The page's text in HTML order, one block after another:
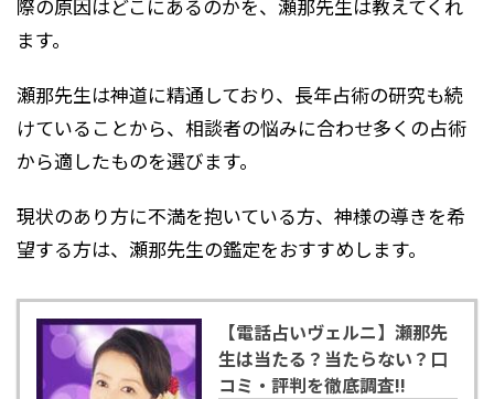
際の原因はどこにあるのかを、瀬那先生は教えてくれ
ます。
瀬那先生は神道に精通しており、長年占術の研究も続
けていることから、相談者の悩みに合わせ多くの占術
から適したものを選びます。
現状のあり方に不満を抱いている方、神様の導きを希
望する方は、瀬那先生の鑑定をおすすめします。
【電話占いヴェルニ】瀬那先
生は当たる？当たらない？口
コミ・評判を徹底調査!!